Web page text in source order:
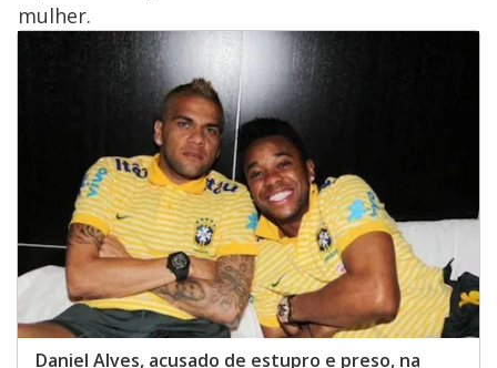
mulher.
Daniel Alves, acusado de estupro e preso, na